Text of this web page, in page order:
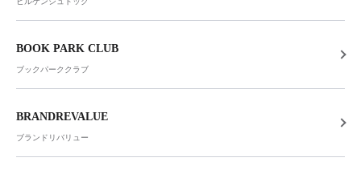
BOOK PARK CLUB
ブックパーククラブ
BRANDREVALUE
ブランドリバリュー